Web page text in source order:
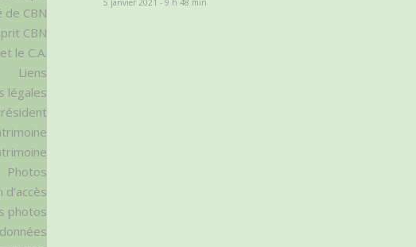
CBN
CBN
le C.A.
Liens
légales
Photos
d’accès
photos